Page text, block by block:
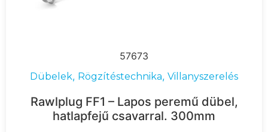
57673
Dübelek, Rögzítéstechnika, Villanyszerelés
Rawlplug FF1 – Lapos peremű dübel,
hatlapfejű csavarral. 300mm